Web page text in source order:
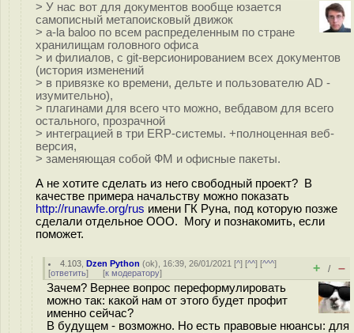
> У нас вот для документов вообще юзается
самописный метапоисковый движок
> a-la baloo по всем распределенным по стране
хранилищам головного офиса
> и филиалов, с git-версионированием всех документов
(история изменений
> в привязке ко времени, дельте и пользователю AD -
изумительно),
> плагинами для всего что можно, вебдавом для всего
остального, прозрачной
> интеграцией в три ERP-системы. +полноценная веб-
версия,
> заменяющая собой ФМ и офисные пакеты.
А не хотите сделать из него свободный проект? В
качестве примера начальству можно показать
http://runawfe.org/rus имени ГК Руна, под которую позже
сделали отдельное ООО. Могу и познакомить, если
поможет.
4.103 ,Dzen Python (ok), 16:39, 26/01/2021 [^] [^^] [^^^]
[ответить] [к модератору] + / –
Зачем? Вернее вопрос переформулировать
можно так: какой нам от этого будет профит
именно сейчас?
В будущем - возможно. Но есть правовые нюансы: для